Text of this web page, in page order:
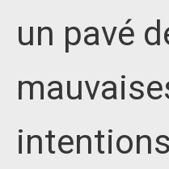
un pavé